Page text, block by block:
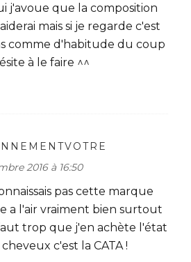
j'avoue que la composition
mais si je regarde c'est
comme d'habitude du coup
à le faire ^^
2016 à 16:50
pas cette marque
a l'air vraiment bien surtout
trop que j'en achète l'état
c'est la CATA !